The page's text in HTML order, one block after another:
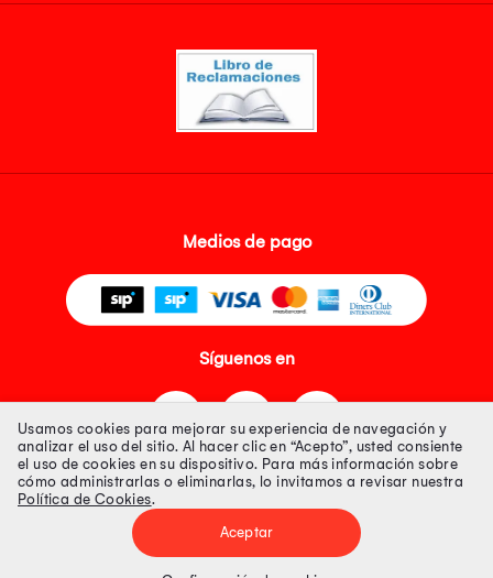
Medios de pago
Síguenos en
Tienda 100% Segura
Tiendas Peruanas S.A. R.U.C. Nº 20493020618. Todos los derechos
Usamos cookies para mejorar su experiencia de navegación y
analizar el uso del sitio. Al hacer clic en “Acepto”, usted consiente
el uso de cookies en su dispositivo. Para más información sobre
cómo administrarlas o eliminarlas, lo invitamos a revisar nuestra
Política de Cookies.
Aceptar